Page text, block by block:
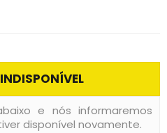
e nós informaremos
disponível novamente.